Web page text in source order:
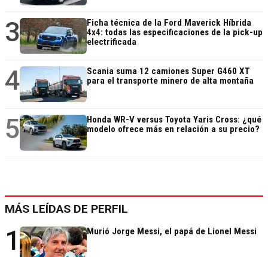
3
Ficha técnica de la Ford Maverick Híbrida
4x4: todas las especificaciones de la pick-up
electrificada
4
Scania suma 12 camiones Super G460 XT
para el transporte minero de alta montaña
5
Honda WR-V versus Toyota Yaris Cross: ¿qué
modelo ofrece más en relación a su precio?
MÁS LEÍDAS DE PERFIL
1 Murió Jorge Messi, el papá de Lionel Messi